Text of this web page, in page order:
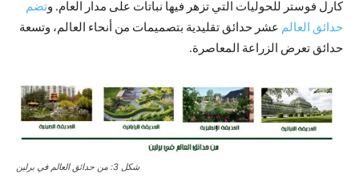
كارل فوستر للحوليات التي تزهر فيها نباتات على مدار العام. وتضم
حدائق العالم عشر حدائق تقليدية بتصميمات من أنحاء العالم، وتسعة
حدائق تعرض الزراعة المعاصرة.
شكل 3: من حدائق العالم في برلين